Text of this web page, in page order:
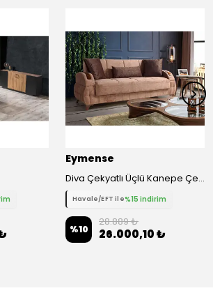
Eymense
Diva Çekyatlı Üçlü Kanepe Çekyat - Kahverengi
Havale/EFT ile%15 indirim
%10
28.889 ₺
26.000,10 ₺